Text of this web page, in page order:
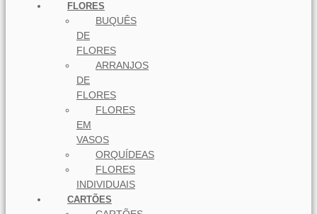
FLORES
BUQUÊS
DE
FLORES
ARRANJOS
DE
FLORES
FLORES
EM
VASOS
ORQUÍDEAS
FLORES
INDIVIDUAIS
CARTÕES